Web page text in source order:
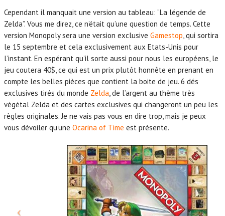
Cependant il manquait une version au tableau: “La légende de
Zelda”. Vous me direz, ce n’était qu’une question de temps. Cette
version Monopoly sera une version exclusive Gamestop , qui sortira
le 15 septembre et cela exclusivement aux Etats-Unis pour
l’instant. En espérant qu’il sorte aussi pour nous les européens, le
jeu coutera 40$, ce qui est un prix plutôt honnête en prenant en
compte les belles pièces que contient la boite de jeu. 6 dés
exclusives tirés du monde Zelda , de l’argent au thème très
végétal Zelda et des cartes exclusives qui changeront un peu les
règles originales. Je ne vais pas vous en dire trop, mais je peux
vous dévoiler qu’une Ocarina of Time est présente.